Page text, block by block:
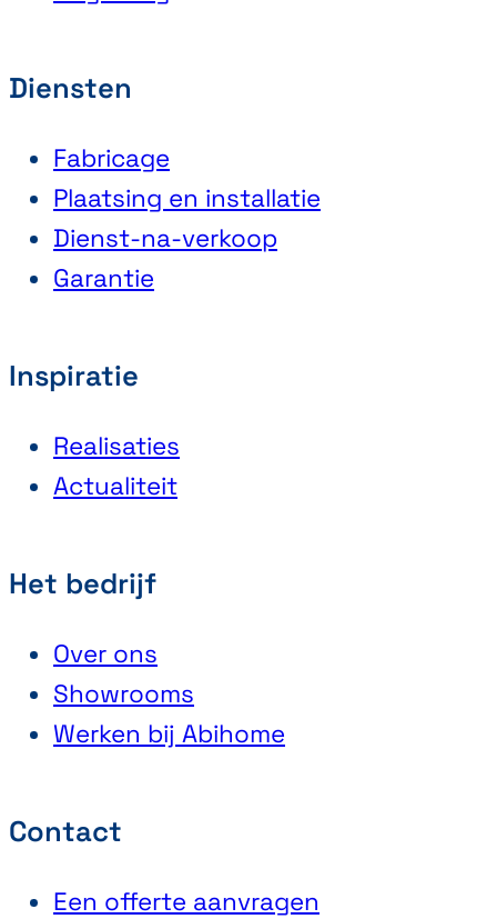
Diensten
Fabricage
Plaatsing en installatie
Dienst-na-verkoop
Garantie
Inspiratie
Realisaties
Actualiteit
Het bedrijf
Over ons
Showrooms
Werken bij Abihome
Contact
Een offerte aanvragen